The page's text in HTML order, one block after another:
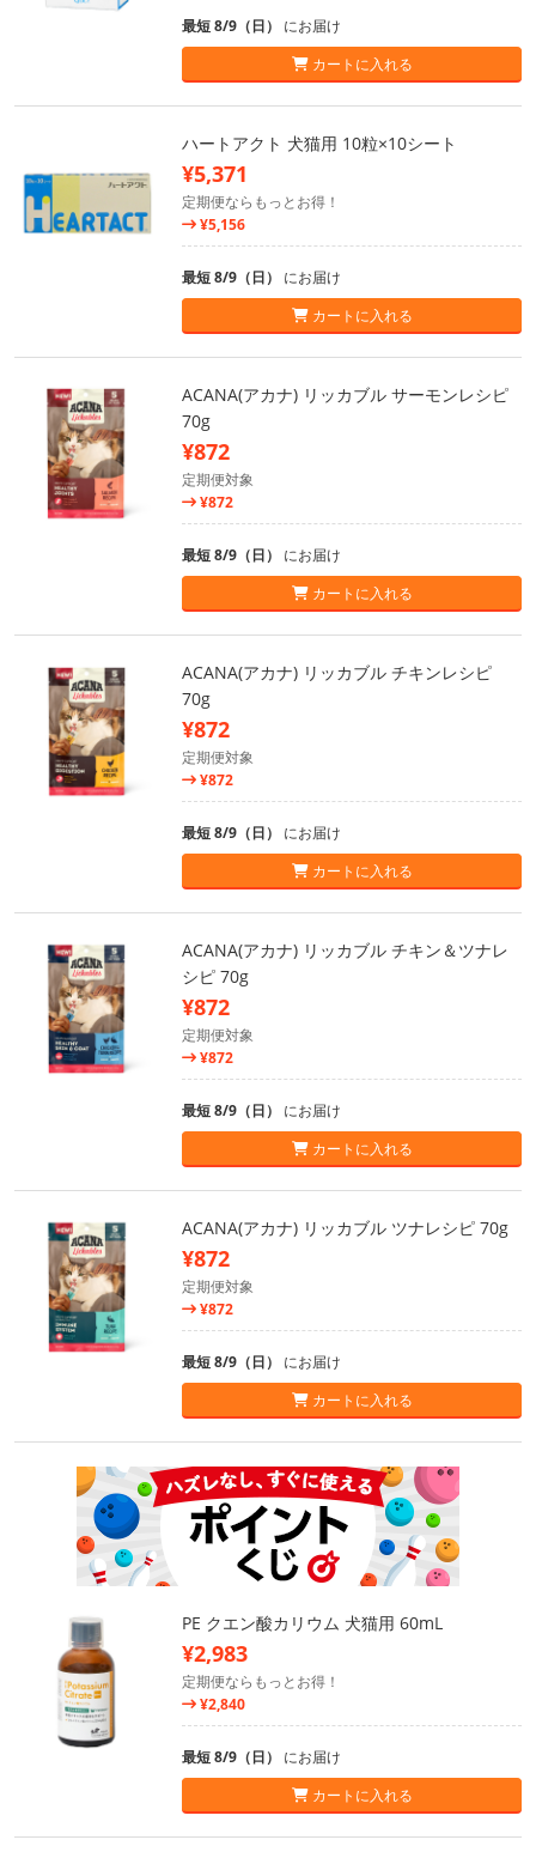
最短 8/9（日） にお届け
カートに入れる
ハートアクト 犬猫用 10粒×10シート
¥5,371
定期便ならもっとお得！
¥5,156
最短 8/9（日） にお届け
カートに入れる
ACANA(アカナ) リッカブル サーモンレシピ
70g
¥872
定期便対象
¥872
最短 8/9（日） にお届け
カートに入れる
ACANA(アカナ) リッカブル チキンレシピ
70g
¥872
定期便対象
¥872
最短 8/9（日） にお届け
カートに入れる
ACANA(アカナ) リッカブル チキン＆ツナレ
シピ 70g
¥872
定期便対象
¥872
最短 8/9（日） にお届け
カートに入れる
ACANA(アカナ) リッカブル ツナレシピ 70g
¥872
定期便対象
¥872
最短 8/9（日） にお届け
カートに入れる
PE クエン酸カリウム 犬猫用 60mL
¥2,983
定期便ならもっとお得！
¥2,840
最短 8/9（日） にお届け
カートに入れる